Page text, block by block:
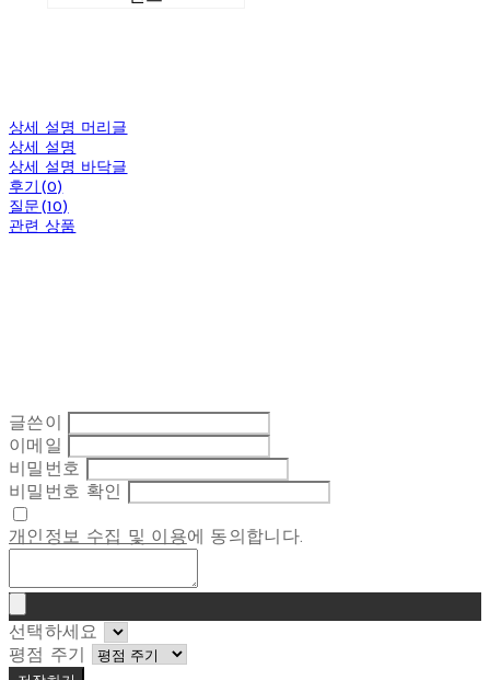
상세 설명 머리글
상세 설명
상세 설명 바닥글
후기(0)
질문(10)
관련 상품
글쓴이
이메일
비밀번호
비밀번호 확인
개인정보 수집 및 이용에 동의합니다.
선택하세요
평점 주기